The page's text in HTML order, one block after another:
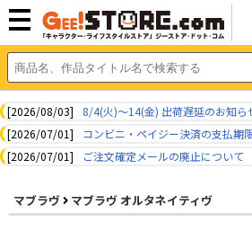
[2026/08/03]
8/4(火)～14(金) 出荷遅延のお知ら
[2026/07/01]
コンビニ・ペイジー決済の支払期
[2026/07/01]
ご注文確定メールの廃止について
マブラヴ マブラヴ オルタネイティヴ